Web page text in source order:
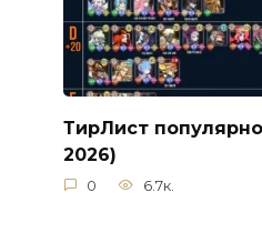
ТирЛист
2026)
0 6.7к.